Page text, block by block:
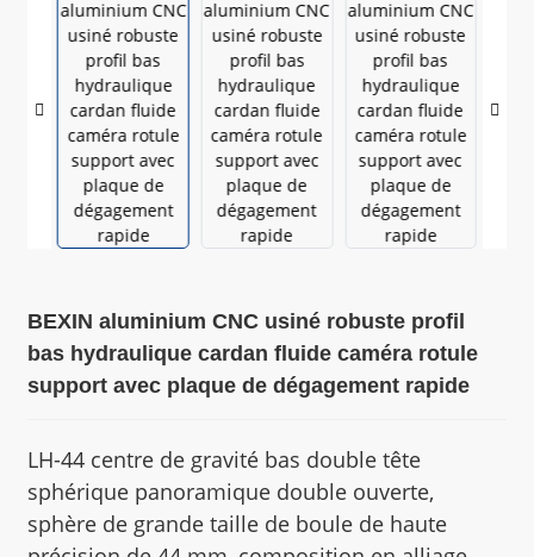
BEXIN aluminium CNC usiné robuste profil
bas hydraulique cardan fluide caméra rotule
support avec plaque de dégagement rapide
LH-44 centre de gravité bas double tête
sphérique panoramique double ouverte,
sphère de grande taille de boule de haute